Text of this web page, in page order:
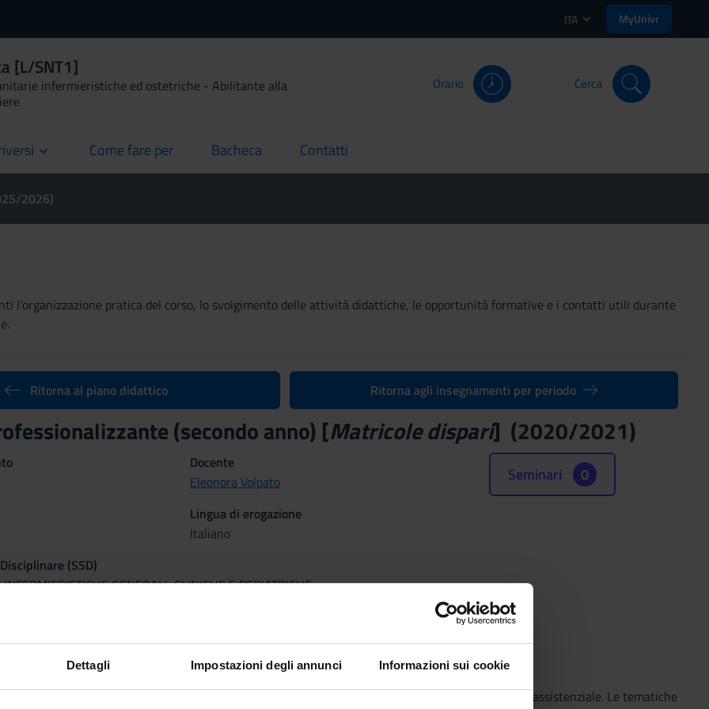
Dettagli Impostazioni degli annunci Informazioni sui cookie
ITA MyUnivr
[L/SNT1]
infermieristiche ed ostetriche - Abilitante alla
Orario Cerca
Come fare per
current Bacheca
current Contatti
current
2026)
l'organizzazione pratica del corso, lo svolgimento delle attività didattiche, le opportunità formative e i contatti utili durante
Ritorna al piano didattico Ritorna agli insegnamenti per periodo
(secondo anno) [Matricole dispari] (2020/2021)
Docente
Eleonora Volpato
Lingua di erogazione
Italiano
(SSD)
GENERALI, CLINICHE E PEDIATRICHE
Seminari 0
la capacità di analizzare con un approccio interdisciplinare problematiche di interesse clinico-assistenziale. Le tematiche